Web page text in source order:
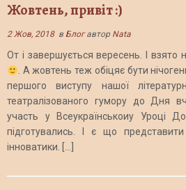
Жовтень, привіт :)
2 Жов, 2018в Блогавтор Nata
От і завершується вересень. І взято
. А жовтень теж обіцяє бути
першого виступу нашої
театралізованого гумору до Дня
участь у Всеукраїнськоиу Уроці
підготувались. І є що
інноватики. […]